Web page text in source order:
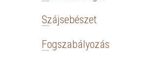
Szájsebészet
Fogszabályozás